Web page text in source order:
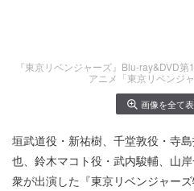
『東京リベンジャーズ』Blu-ray&DVD
アニメ「東京リベンジ
画像を全て表
垣武道役・新祐樹、千堂敦役・寺
也、鈴木マコト役・武内駿輔、山
衆が出演した『東京リベンジャー